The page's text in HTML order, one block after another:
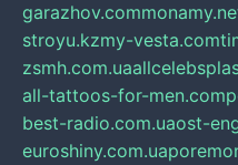
garazhov.com
stroyu.kzmy-vesta.com
zsmh.com.ua
all-tattoos-for-men.com
best-radio.com.uaost-
euroshiny.com.ua